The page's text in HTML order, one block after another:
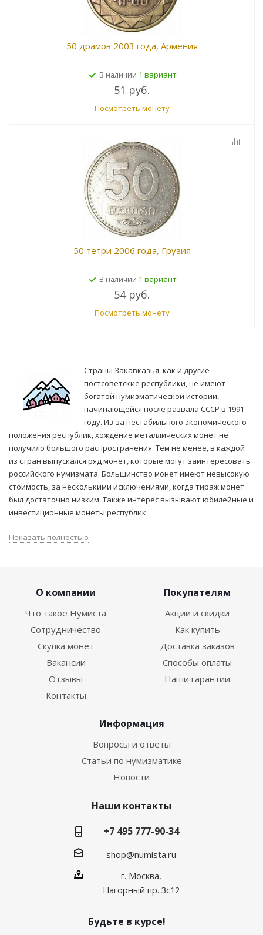
50 драмов 2003 года, Армения
В наличии 1 вариант
51 руб.
Посмотреть монету
50 тетри 2006 года, Грузия
В наличии 1 вариант
54 руб.
Посмотреть монету
Страны Закавказья, как и другие
постсоветские республики, не имеют
богатой нумизматической истории,
начинающейся после развала СССР в 1991
году. Из-за нестабильного экономического
положения республик, хождение металлических монет не
получило большого распространения. Тем не менее, в каждой
из стран выпускался ряд монет, которые могут заинтересовать
российского нумизмата. Большинство монет имеют невысокую
стоимость, за несколькими исключениями, когда тираж монет
был достаточно низким. Также интерес вызывают юбилейные и
инвестиционные монеты республик.
Показать полностью
О компании
Что такое Нумиста
Сотрудничество
Скупка монет
Вакансии
Отзывы
Контакты
Покупателям
Акции и скидки
Как купить
Доставка заказов
Способы оплаты
Наши гарантии
Информация
Вопросы и ответы
Статьи по нумизматике
Новости
Наши контакты
+7 495 777-90-34
shop@numista.ru
г. Москва,
Нагорный пр. 3с12
Будьте в курсе!